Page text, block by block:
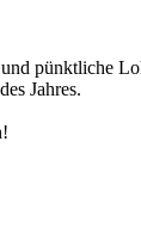
pünktliche
Jahres.